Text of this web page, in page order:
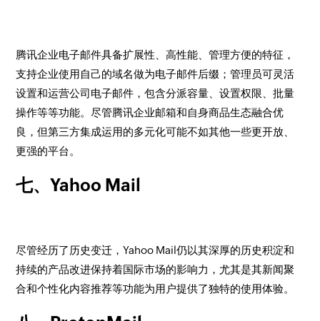
腾讯企业电子邮件具备扩展性、高性能、管理方便的特征，
支持企业使用自己的域名做为电子邮件后缀；管理员可灵活
设置和运营公司电子邮件，包含分派容量、设置权限、批量
操作等等功能。尽管腾讯企业邮箱和自身商品生态融合优
良，但第三方集成运用的多元化可能不如其他一些更开放、
更强的平台。
七、Yahoo Mail
尽管经历了历史变迁，Yahoo Mail仍以其深厚的历史积淀和
持续的产品改进保持着国际市场的影响力，尤其是其新闻聚
合和个性化内容推荐等功能为用户提供了独特的使用体验。